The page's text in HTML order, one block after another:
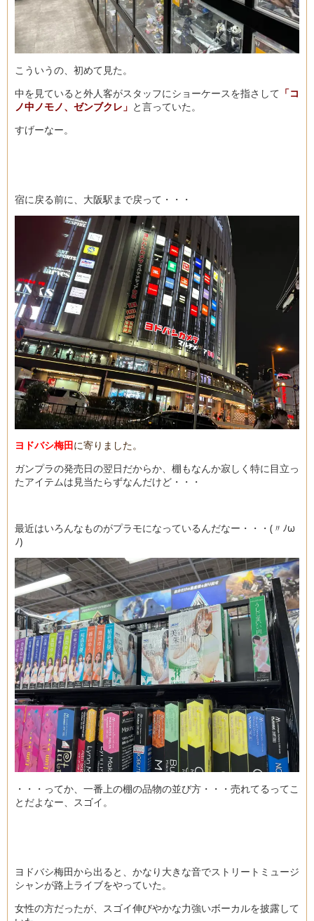
こういうの、初めて見た。
中を見ていると外人客がスタッフにショーケースを指さして 「コ
ノ中ノモノ、ゼンブクレ」 と言っていた。
すげーなー。
宿に戻る前に、大阪駅まで戻って・・・
ヨドバシ梅田に寄りました。
ガンプラの発売日の翌日だからか、棚もなんか寂しく特に目立っ
たアイテムは見当たらずなんだけど・・・
最近はいろんなものがプラモになっているんだなー・・・(〃ﾉω
ﾉ)
・・・ってか、一番上の棚の品物の並び方・・・売れてるってこ
とだよなー、スゴイ。
ヨドバシ梅田から出ると、かなり大きな音でストリートミュージ
シャンが路上ライブをやっていた。
女性の方だったが、スゴイ伸びやかな力強いボーカルを披露して